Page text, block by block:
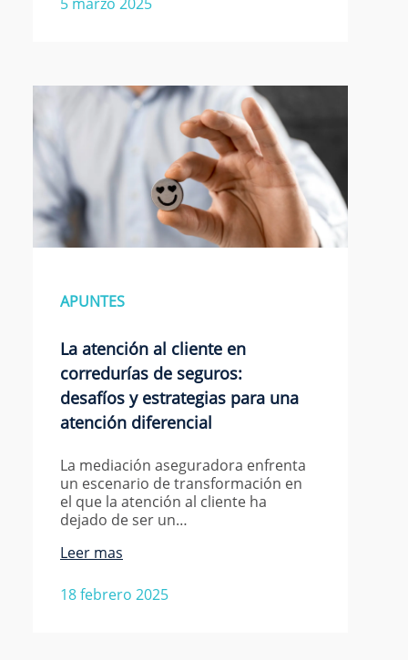
APUNTES
La atención al cliente en
corredurías de seguros:
desafíos y estrategias para una
atención diferencial
La mediación aseguradora enfrenta
un escenario de transformación en
el que la atención al cliente ha
dejado de ser un…
18 febrero 2025
Leer mas